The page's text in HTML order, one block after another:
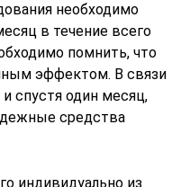
необходимо
в течение всего
помнить, что
эффектом. В связи
спустя один месяц,
средства
индивидуально из